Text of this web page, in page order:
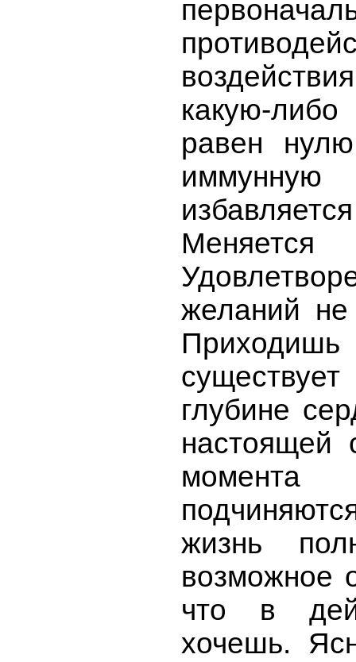
какую-
равен
желаний не
глубине
настоящей
момента
жизнь
возможное
что в
хочешь.